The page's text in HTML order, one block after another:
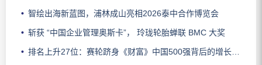
智绘出海新蓝图，浦林成山亮相2026泰中合作博览会
斩获 “中国企业管理奥斯卡”， 玲珑轮胎蝉联 BMC 大奖
排名上升27位：赛轮跻身《财富》中国500强背后的增长逻辑